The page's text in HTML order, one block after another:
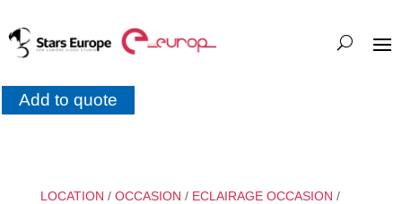
Add to quote
LOCATION / OCCASION / ECLAIRAGE OCCASION /